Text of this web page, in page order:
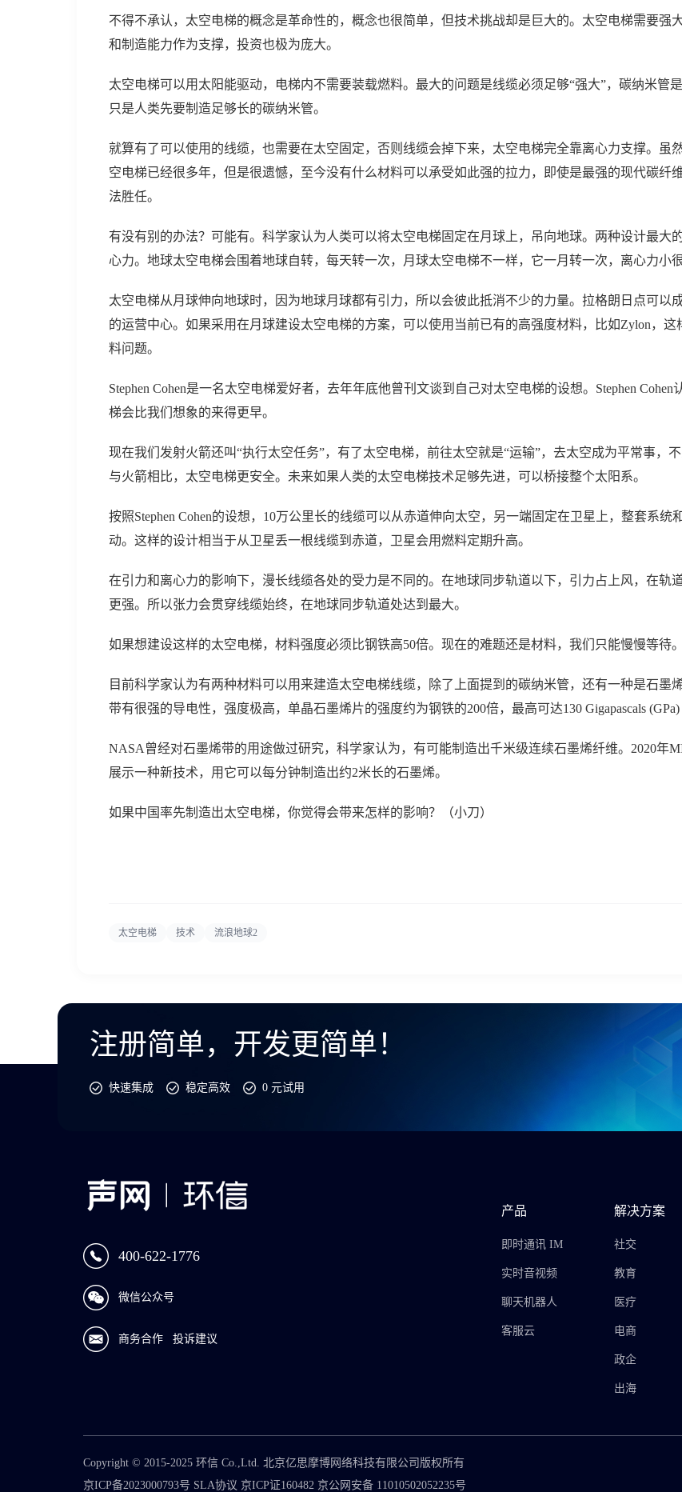
不得不承认，太空电梯的概念是革命性的，概念也很简单，但技术挑战却是巨大的。太空电梯需要强
和制造能力作为支撑，投资也极为庞大。
太空电梯可以用太阳能驱动，电梯内不需要装载燃料。最大的问题是线缆必须足够“强大”，碳纳米管是
只是人类先要制造足够长的碳纳米管。
就算有了可以使用的线缆，也需要在太空固定，否则线缆会掉下来，太空电梯完全靠离心力支撑。虽
空电梯已经很多年，但是很遗憾，至今没有什么材料可以承受如此强的拉力，即使是最强的现代碳纤
法胜任。
有没有别的办法？可能有。科学家认为人类可以将太空电梯固定在月球上，吊向地球。两种设计最大
心力。地球太空电梯会围着地球自转，每天转一次，月球太空电梯不一样，它一月转一次，离心力小很
太空电梯从月球伸向地球时，因为地球月球都有引力，所以会彼此抵消不少的力量。拉格朗日点可以
的运营中心。如果采用在月球建设太空电梯的方案，可以使用当前已有的高强度材料，比如Zylon，这
料问题。
Stephen Cohen是一名太空电梯爱好者，去年年底他曾刊文谈到自己对太空电梯的设想。Stephen Cohen
梯会比我们想象的来得更早。
现在我们发射火箭还叫“执行太空任务”，有了太空电梯，前往太空就是“运输”，去太空成为平常事，不
与火箭相比，太空电梯更安全。未来如果人类的太空电梯技术足够先进，可以桥接整个太阳系。
按照Stephen Cohen的设想，10万公里长的线缆可以从赤道伸向太空，另一端固定在卫星上，整套系统
动。这样的设计相当于从卫星丢一根线缆到赤道，卫星会用燃料定期升高。
在引力和离心力的影响下，漫长线缆各处的受力是不同的。在地球同步轨道以下，引力占上风，在轨
更强。所以张力会贯穿线缆始终，在地球同步轨道处达到最大。
如果想建设这样的太空电梯，材料强度必须比钢铁高50倍。现在的难题还是材料，我们只能慢慢等待。
目前科学家认为有两种材料可以用来建造太空电梯线缆，除了上面提到的碳纳米管，还有一种是石墨
带有很强的导电性，强度极高，单晶石墨烯片的强度约为钢铁的200倍，最高可达130 Gigapascals (GPa)
NASA曾经对石墨烯带的用途做过研究，科学家认为，有可能制造出千米级连续石墨烯纤维。2020年
展示一种新技术，用它可以每分钟制造出约2米长的石墨烯。
如果中国率先制造出太空电梯，你觉得会带来怎样的影响？（小刀）
太空电梯 技术 流浪地球2
注册简单，开发更简单！
快速集成 稳定高效 0 元试用
400-622-1776
微信公众号
商务合作 投诉建议
产品
即时通讯 IM
实时音视频
聊天机器人
客服云
解决方案
社交
教育
医疗
电商
政企
出海
Copyright © 2015-2025 环信 Co.,Ltd. 北京亿思摩博网络科技有限公司版权所有
京ICP备2023000793号 SLA协议 京ICP证160482 京公网安备 11010502052235号
提交
不了，谢谢
登录即时通讯云
登录客服云